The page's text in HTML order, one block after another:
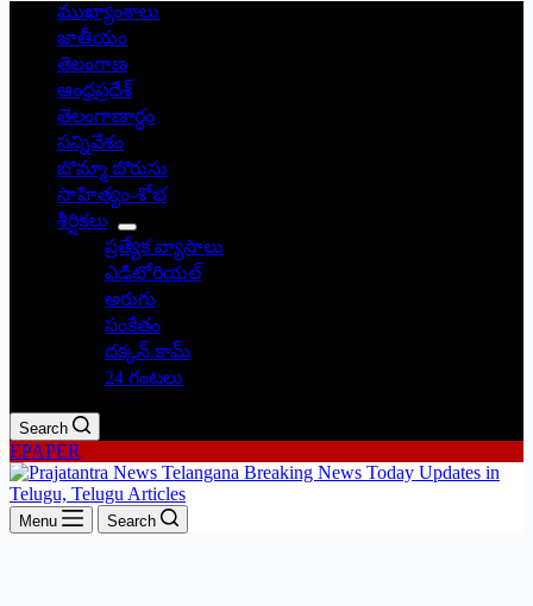
ముఖ్యాంశాలు
జాతీయం
తెలంగాణ
ఆంధ్రప్రదేశ్
తెలంగాణార్థం
సన్నివేశం
బొమ్మా బొరుసు
సాహిత్యం-శోభ
శీర్షికలు
ప్రత్యేక వ్యాసాలు
ఎడిటోరియల్
అరుగు
సంకేతం
దక్కన్.కామ్
24 గంటలు
Search
EPAPER
Menu Search